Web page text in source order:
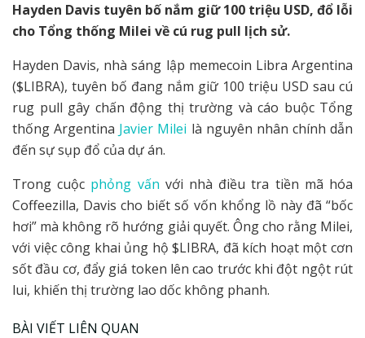
Hayden Davis tuyên bố nắm giữ 100 triệu USD, đổ lỗi
cho Tổng thống Milei về cú rug pull lịch sử.
Hayden Davis, nhà sáng lập memecoin Libra Argentina
($LIBRA), tuyên bố đang nắm giữ 100 triệu USD sau cú
rug pull gây chấn động thị trường và cáo buộc Tổng
thống Argentina Javier Milei là nguyên nhân chính dẫn
đến sự sụp đổ của dự án.
Trong cuộc phỏng vấn với nhà điều tra tiền mã hóa
Coffeezilla, Davis cho biết số vốn khổng lồ này đã “bốc
hơi” mà không rõ hướng giải quyết. Ông cho rằng Milei,
với việc công khai ủng hộ $LIBRA, đã kích hoạt một cơn
sốt đầu cơ, đẩy giá token lên cao trước khi đột ngột rút
lui, khiến thị trường lao dốc không phanh.
BÀI VIẾT LIÊN QUAN